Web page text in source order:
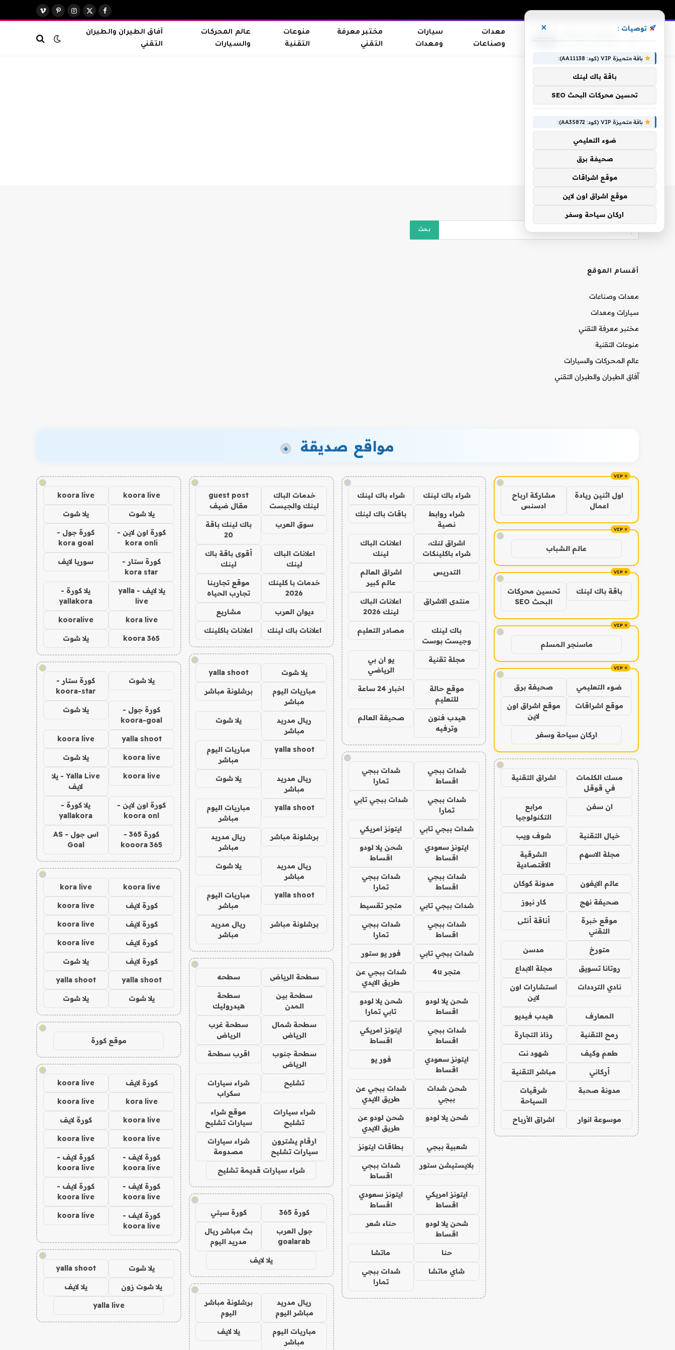
فيسبوك
X
الانستغرامبينتيريست
فيميو
معدات
وصناعات
سيارات
ومعدات
مختبر معرفة
التقني
منوعات
التقنية
عالم المحركات
والسيارات
آفاق الطيران والطيران
التقني
أبيار
أقسام الموقع
معدات وصناعات
سيارات ومعدات
مختبر معرفة التقني
منوعات التقنية
عالم المحركات والسيارات
آفاق الطيران والطيران التقني
مواقع صديقة +
!
اول اثنين ريادة
اعمال
مشاركة ارباح
ادسنس
!
عالم الشباب
!
باقة باك لينك
تحسين محركات
البحث SEO
!
ماسنجر المسلم
!
ضوء التعليمي صحيفة برق
موقع اشراقات
موقع اشراق اون
لاين
اركان سياحة وسفر
!
مسك الكلمات
في قوقل
اشراق التقنية
ان سفن
مرابع
التكنولوجيا
خيال التقنية شوف ويب
مجلة الاسهم
الشرقية
الاقتصادية
عالم الايفون مدونة كوكان
صحيفة نهج كار نيوز
موقع خبرة
التقني
أناقة أنثى
متورخ مدسن
روتانا تسويق مجلة الابداع
نادي الترددات
استشارات اون
لاين
المعارف هيدب فيديو
رمح التقنية رذاذ التجارة
طعم وكيف شهود نت
أركاني مباشر التقنية
مدونة صحبة
شرقيات
السياحة
موسوعة انوار اشراق الأرباح
!
شراء باك لينك شراء باك لينك
شراء روابط
نصية
باقات باك لينك
اشراق لنك،
شراء باكلينكات
اعلانات الباك
لينك
التدريس
اشراق العالم
عالم كبير
منتدى الاشراق
اعلانات الباك
لينك 2026
باك لينك
وجيست بوست
مصادر التعليم
مجلة تقنية
يو ان بي
الرياضي
موقع حالة
للتعليم
اخبار 24 ساعة
هيدب فنون
وترفيه
صحيفة العالم
!
شدات ببجي
اقساط
شدات ببجي
تمارا
شدات ببجي
تمارا
شدات ببجي تابي
شدات ببجي تابي ايتونز امريكي
ايتونز سعودي
اقساط
شحن يلا لودو
اقساط
شدات ببجي
اقساط
شدات ببجي
تمارا
شدات ببجي تابي متجر تقسيط
شدات ببجي
اقساط
شدات ببجي
تمارا
شدات ببجي تابي فور يو ستور
متجر 4u
شدات ببجي عن
طريق الايدي
شحن يلا لودو
اقساط
شحن يلا لودو
تابي تمارا
شدات ببجي
اقساط
ايتونز امريكي
اقساط
ايتونز سعودي
اقساط
فور يو
شحن شدات
ببجي
شدات ببجي عن
طريق الايدي
شحن يلا لودو
شحن لودو عن
طريق الايدي
شعبية ببجي بطاقات ايتونز
بلايستيشن ستور
شدات ببجي
اقساط
ايتونز امريكي
اقساط
ايتونز سعودي
اقساط
شحن يلا لودو
اقساط
حناء شعر
حنا ماتشا
شاي ماتشا
شدات ببجي
تمارا
!
خدمات الباك
لينك والجيست
guest post
مقال ضيف
سوق العرب
باك لينك باقة
20
اعلانات الباك
لينك
أقوى باقة باك
لينك
خدمات با كلينك
2026
موقع تجاربنا
تجارب الحياه
ديوان العرب مشاريع
اعلانات باك لينك اعلانات باكلينك
!
يلا شوت yalla shoot
مباريات اليوم
مباشر
برشلونة مباشر
ريال مدريد
مباشر
يلا شوت
yalla shoot
مباريات اليوم
مباشر
ريال مدريد
مباشر
يلا شوت
yalla shoot
مباريات اليوم
مباشر
برشلونة مباشر
ريال مدريد
مباشر
ريال مدريد
مباشر
يلا شوت
yalla shoot
مباريات اليوم
مباشر
برشلونة مباشر
ريال مدريد
مباشر
!
سطحة الرياض سطحه
سطحة بين
المدن
سطحة
هيدروليك
سطحة شمال
الرياض
سطحة غرب
الرياض
سطحة جنوب
الرياض
اقرب سطحة
تشليح
شراء سيارات
سكراب
شراء سيارات
تشليح
موقع شراء
سيارات تشليح
ارقام يشترون
سيارات تشليح
شراء سيارات
مصدومة
شراء سيارات قديمة تشليح
!
كورة 365 كورة سيتي
جول العرب
goalarab
بث مباشر ريال
مدريد اليوم
يلا لايف
!
ريال مدريد
مباشر اليوم
برشلونة مباشر
اليوم
مباريات اليوم
مباشر
يلا لايف
!
koora live
koora live
يلا شوت يلا شوت
كورة اون لاين -
kora onli
كورة جول -
kora goal
كورة ستار -
kora star
سوريا لايف
يلا لايف - yalla
live
يلا كورة -
yallakora
kora live
kooralive
koora 365 يلا شوت
!
يلا شوت
كورة ستار -
koora-star
كورة جول -
koora-goal
يلا شوت
yalla shoot
koora live
koora live يلا شوت
koora live
Yalla Live - يلا
لايف
كورة اون لاين -
koora onl
يلا كورة -
yallakora
كورة 365 -
kooora 365
اس جول - AS
Goal
!
koora live
kora live
كورة لايف koora live
كورة لايف koora live
كورة لايف koora live
كورة لايف يلا شوت
yalla shoot
yalla shoot
يلا شوت يلا شوت
!
موقع كورة
!
كورة لايف koora live
kora live
koora live
koora live كورة لايف
koora live
koora live
كورة لايف -
koora live
كورة لايف -
koora live
كورة لايف -
koora live
كورة لايف -
koora live
كورة لايف -
koora live
koora live
!
يلا شوت yalla shoot
يلا شوت زون يلا لايف
yalla live
توصيات : ×
باقة متميزة VIP (كود: AA11138):
باقة باك لينك
تحسين محركات البحث SEO
باقة متميزة VIP (كود: AA35872):
ضوء التعليمي
صحيفة برق
موقع اشراقات
موقع اشراق اون لاين
اركان سياحة وسفر